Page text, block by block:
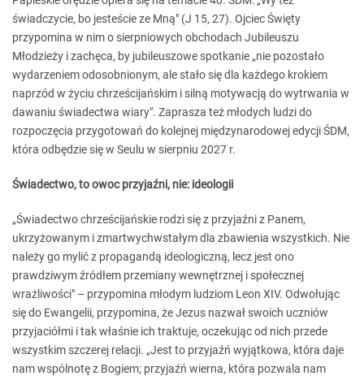
świadczycie, bo jesteście ze Mną" (J 15, 27). Ojciec Święty
przypomina w nim o sierpniowych obchodach Jubileuszu
Młodzieży i zachęca, by jubileuszowe spotkanie „nie pozostało
wydarzeniem odosobnionym, ale stało się dla każdego krokiem
naprzód w życiu chrześcijańskim i silną motywacją do wytrwania w
dawaniu świadectwa wiary". Zaprasza też młodych ludzi do
rozpoczęcia przygotowań do kolejnej międzynarodowej edycji ŚDM,
która odbędzie się w Seulu w sierpniu 2027 r.
Świadectwo, to owoc przyjaźni, nie: ideologii
„Świadectwo chrześcijańskie rodzi się z przyjaźni z Panem,
ukrzyżowanym i zmartwychwstałym dla zbawienia wszystkich. Nie
należy go mylić z propagandą ideologiczną, lecz jest ono
prawdziwym źródłem przemiany wewnętrznej i społecznej
wrażliwości" – przypomina młodym ludziom Leon XIV. Odwołując
się do Ewangelii, przypomina, że Jezus nazwał swoich uczniów
przyjaciółmi i tak właśnie ich traktuje, oczekując od nich przede
wszystkim szczerej relacji. „Jest to przyjaźń wyjątkowa, która daje
nam wspólnotę z Bogiem; przyjaźń wierna, która pozwala nam